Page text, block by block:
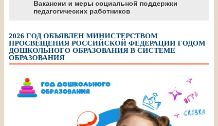
Вакансии и меры социальной поддержки
педагогических работников
2026 ГОД ОБЪЯВЛЕН МИНИСТЕРСТВОМ
ПРОСВЕЩЕНИЯ РОССИЙСКОЙ ФЕДЕРАЦИИ ГОДОМ
ДОШКОЛЬНОГО ОБРАЗОВАНИЯ В СИСТЕМЕ
ОБРАЗОВАНИЯ